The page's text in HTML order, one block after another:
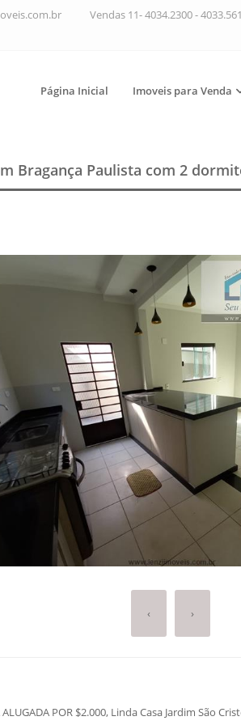
Vendas 11- 4034.2300 -
Página Inicial Imoveis para Venda
Bragança Paulista com 2
‹ ›
ALUGADA POR $2.000, Linda Casa Jardim São